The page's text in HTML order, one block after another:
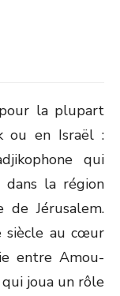
la plupart
ou en Israël :
qui
la région
Jérusalem.
siècle au cœur
entre Amou-
joua un rôle